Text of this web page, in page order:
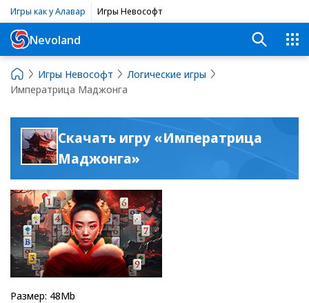
Игры как у Алавар Игры Невософт
Nevoland
Игры Невософт
Логические игры
Императрица Маджонга
Скачать игру «Императрица
Маджонга»
Размер: 48Mb